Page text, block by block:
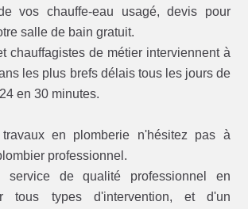
vos chauffe-eau usagé, devis pour
salle de bain gratuit.
chauffagistes de métier interviennent à
les plus brefs délais tous les jours de
en 30 minutes.
en plomberie n'hésitez pas à
professionnel.
service de qualité professionnel en
tous types d'intervention, et d'un